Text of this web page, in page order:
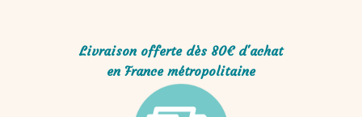
Livraison offerte dès 80€ d'achat
en France métropolitaine